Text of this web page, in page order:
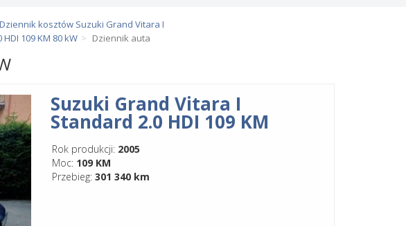
Dziennik kosztów Suzuki Grand Vitara I
109 KM 80 kW Dziennik auta
Suzuki Grand Vitara I
Standard 2.0 HDI 109 KM
Rok produkcji: 2005
Moc: 109 KM
Przebieg: 301 340 km